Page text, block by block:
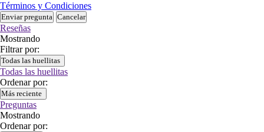
Términos y Condiciones
Enviar pregunta Cancelar
Reseñas
Mostrando
Filtrar por:
Todas las huellitas
Todas las huellitas
Ordenar por:
Más reciente
Preguntas
Mostrando
Ordenar por: